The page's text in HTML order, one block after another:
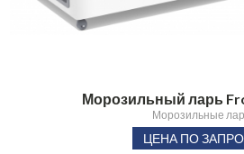
Морозильный ларь
Морозильные
ЦЕНА ПО